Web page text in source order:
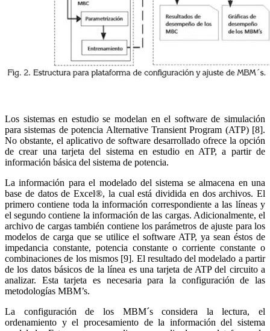
Los sistemas en estudio se modelan en el software de simulación
para sistemas de potencia Alternative Transient Program (ATP) [8].
No obstante, el aplicativo de software desarrollado ofrece la opción
de crear una tarjeta del sistema en estudio en ATP, a partir de
información básica del sistema de potencia.
La información para el modelado del sistema se almacena en una
base de datos de Excel®, la cual está dividida en dos archivos. El
primero contiene toda la información correspondiente a las líneas y
el segundo contiene la información de las cargas. Adicionalmente, el
archivo de cargas también contiene los parámetros de ajuste para los
modelos de carga que se utilice el software ATP, ya sean éstos de
impedancia constante, potencia constante o corriente constante o
combinaciones de los mismos [9]. El resultado del modelado a partir
de los datos básicos de la línea es una tarjeta de ATP del circuito a
analizar. Esta tarjeta es necesaria para la configuración de las
metodologías MBM’s.
La configuración de los MBM´s considera la lectura, el
ordenamiento y el procesamiento de la información del sistema